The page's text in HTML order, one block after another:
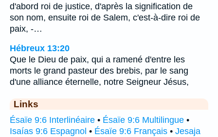
d'abord roi de justice, d'après la signification de
son nom, ensuite roi de Salem, c'est-à-dire roi de
paix, -…
Hébreux 13:20
Que le Dieu de paix, qui a ramené d'entre les
morts le grand pasteur des brebis, par le sang
d'une alliance éternelle, notre Seigneur Jésus,
Links
Ésaïe 9:6 Interlinéaire • Ésaïe 9:6 Multilingue •
Isaías 9:6 Espagnol • Ésaïe 9:6 Français • Jesaja